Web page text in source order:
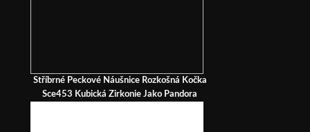
Stříbrné Peckové Náušnice Rozkošná Kočka
Sce453 Kubická Zirkonie Jako Pandora